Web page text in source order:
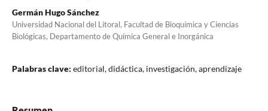
Germán Hugo Sánchez
Universidad Nacional del Litoral, Facultad de Bioquímica y Ciencias
Biológicas, Departamento de Química General e Inorgánica
Palabras clave: editorial, didáctica, investigación, aprendizaje